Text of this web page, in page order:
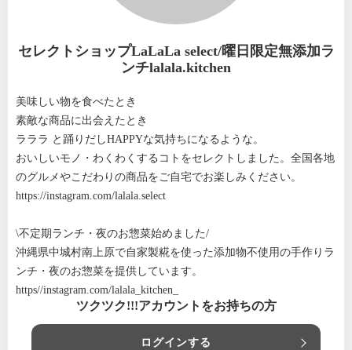
セレクトショップLaLaLa select/曜日限定無添加ラ
ンチlalala.kitchen
美味しい物を食べたとき
素敵な商品に出会えたとき
ラララ と踊りだしHAPPYな気持ちになるような。
おいしいモノ・わくわくするコトをセレクトしました。全国各地
のグルメやこだわりの商品をご自宅でお楽しみください。
https://instagram.com/lalala.select
\不定期ランチ・夜のお惣菜始めました/
沖縄県中城村南上原で自家製糀を使った添加物不使用の手作りラ
ンチ・夜のお惣菜を提供しています。
https//instagram.com/lalala_kitchen_
ツクツク!!!アカウントをお持ちの方
ログインする